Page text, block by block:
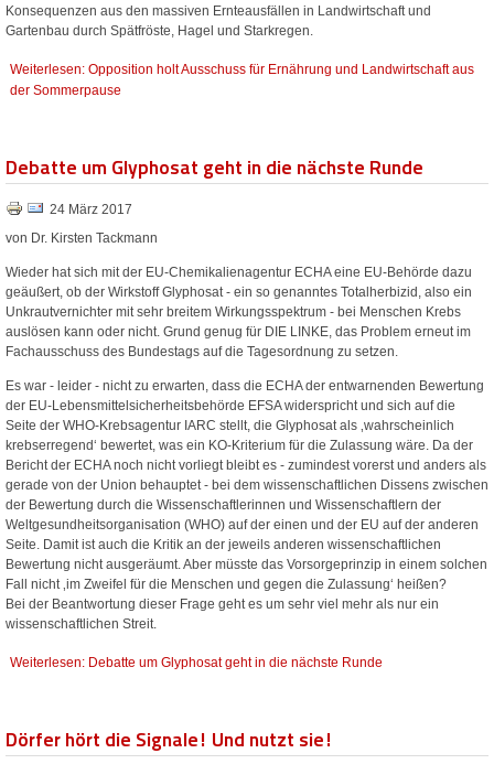
Konsequenzen aus den massiven Ernteausfällen in Landwirtschaft und
Gartenbau durch Spätfröste, Hagel und Starkregen.
Weiterlesen: Opposition holt Ausschuss für Ernährung und Landwirtschaft aus
der Sommerpause
Debatte um Glyphosat geht in die nächste Runde
24 März 2017
von Dr. Kirsten Tackmann
Wieder hat sich mit der EU-Chemikalienagentur ECHA eine EU-Behörde dazu
geäußert, ob der Wirkstoff Glyphosat - ein so genanntes Totalherbizid, also ein
Unkrautvernichter mit sehr breitem Wirkungsspektrum - bei Menschen Krebs
auslösen kann oder nicht. Grund genug für DIE LINKE, das Problem erneut im
Fachausschuss des Bundestags auf die Tagesordnung zu setzen.
Es war - leider - nicht zu erwarten, dass die ECHA der entwarnenden Bewertung
der EU-Lebensmittelsicherheitsbehörde EFSA widerspricht und sich auf die
Seite der WHO-Krebsagentur IARC stellt, die Glyphosat als ‚wahrscheinlich
krebserregend‘ bewertet, was ein KO-Kriterium für die Zulassung wäre. Da der
Bericht der ECHA noch nicht vorliegt bleibt es - zumindest vorerst und anders als
gerade von der Union behauptet - bei dem wissenschaftlichen Dissens zwischen
der Bewertung durch die Wissenschaftlerinnen und Wissenschaftlern der
Weltgesundheitsorganisation (WHO) auf der einen und der EU auf der anderen
Seite. Damit ist auch die Kritik an der jeweils anderen wissenschaftlichen
Bewertung nicht ausgeräumt. Aber müsste das Vorsorgeprinzip in einem solchen
Fall nicht ‚im Zweifel für die Menschen und gegen die Zulassung‘ heißen?
Bei der Beantwortung dieser Frage geht es um sehr viel mehr als nur ein
wissenschaftlichen Streit.
Weiterlesen: Debatte um Glyphosat geht in die nächste Runde
Dörfer hört die Signale! Und nutzt sie!